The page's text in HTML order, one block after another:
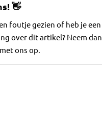
👋
foutje gezien of heb je een
over dit artikel? Neem dan
ons op.